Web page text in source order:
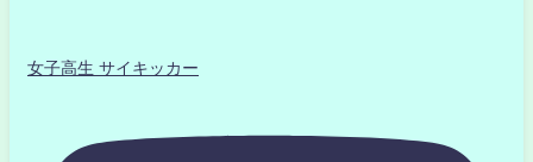
女子高生 サイキッカー